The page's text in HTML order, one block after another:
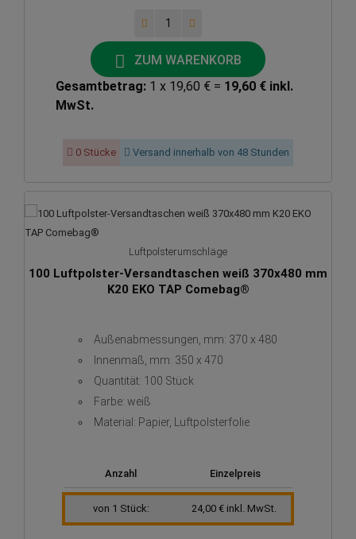
ZUM WARENKORB
Gesamtbetrag: 1 x 19,60 € = 19,60 € inkl.
MwSt.
0 Stücke Versand innerhalb von 48 Stunden
Luftpolsterumschläge
100 Luftpolster-Versandtaschen weiß 370x480 mm
K20 EKO TAP Comebag®
Außenabmessungen, mm: 370 x 480
Innenmaß, mm: 350 x 470
Quantität: 100 Stück
Farbe: weiß
Material: Papier, Luftpolsterfolie
Anzahl Einzelpreis
von 1 Stück: 24,00 € inkl. MwSt.